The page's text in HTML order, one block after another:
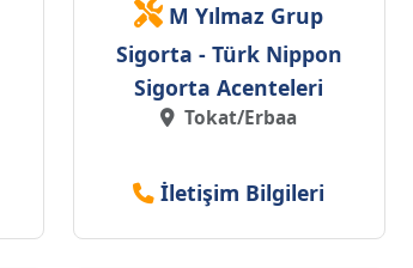
M Yılmaz Grup
Sigorta - Türk Nippon
Sigorta Acenteleri
Tokat/Erbaa
İletişim Bilgileri